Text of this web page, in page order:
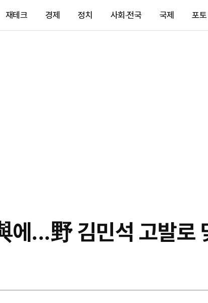
재테크 경제 정치 사회·전국 국제 포토
에...野 김민석 고발로